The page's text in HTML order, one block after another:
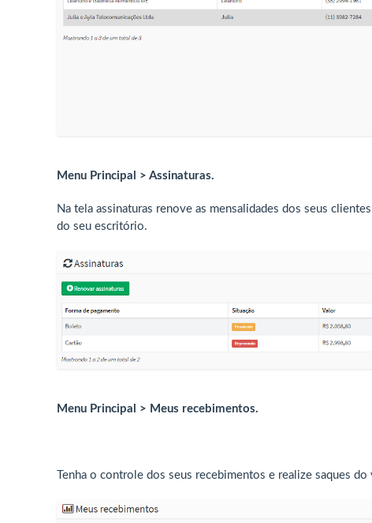
Menu Principal > Assinaturas.
Na tela assinaturas renove as mensalidades dos seus
do seu escritório.
Menu Principal > Meus recebimentos.
Tenha o controle dos seus recebimentos e realize saques